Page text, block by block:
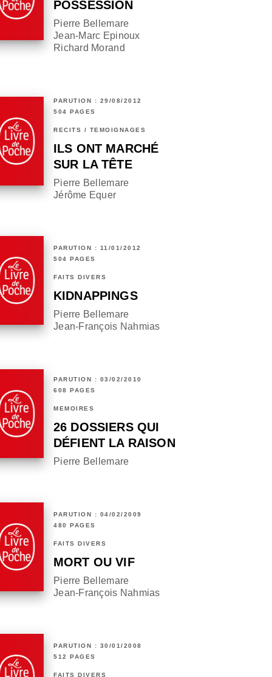
POSSESSION
Pierre Bellemare
Jean-Marc Epinoux
Richard Morand
PARUTION : 29/08/2012
504 PAGES
RÉCITS / TÉMOIGNAGES
ILS ONT MARCHÉ
SUR LA TÊTE
Pierre Bellemare
Jérôme Equer
PARUTION : 11/01/2012
504 PAGES
FAITS DIVERS
KIDNAPPINGS
Pierre Bellemare
Jean-François Nahmias
PARUTION : 03/02/2010
608 PAGES
MÉMOIRES
26 DOSSIERS QUI
DÉFIENT LA RAISON
Pierre Bellemare
PARUTION : 04/02/2009
480 PAGES
FAITS DIVERS
MORT OU VIF
Pierre Bellemare
Jean-François Nahmias
PARUTION : 30/01/2008
512 PAGES
FAITS DIVERS